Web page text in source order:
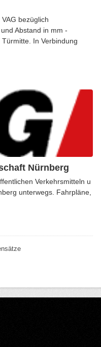
Nürnberg
Verkehrsmitteln u
unterwegs. Fahrpläne,
bezüglich
Abstand in mm -
In Verbindung